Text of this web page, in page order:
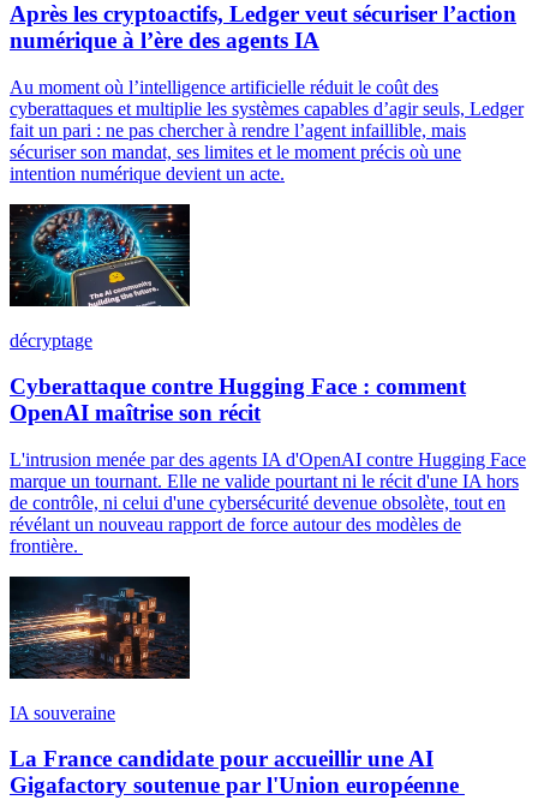
Après les cryptoactifs, Ledger veut sécuriser l’action
numérique à l’ère des agents IA
Au moment où l’intelligence artificielle réduit le coût des
cyberattaques et multiplie les systèmes capables d’agir seuls, Ledger
fait un pari : ne pas chercher à rendre l’agent infaillible, mais
sécuriser son mandat, ses limites et le moment précis où une
intention numérique devient un acte.
décryptage
Cyberattaque contre Hugging Face : comment
OpenAI maîtrise son récit
L'intrusion menée par des agents IA d'OpenAI contre Hugging Face
marque un tournant. Elle ne valide pourtant ni le récit d'une IA hors
de contrôle, ni celui d'une cybersécurité devenue obsolète, tout en
révélant un nouveau rapport de force autour des modèles de
frontière.
IA souveraine
La France candidate pour accueillir une AI
Gigafactory soutenue par l'Union européenne